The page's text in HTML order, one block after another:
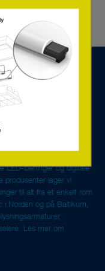
på
for styring og
LED-løsninger og digitale
produsenter lager vi
til alt fra et enkelt rom
i Norden og på Baltikum,
Les mer om